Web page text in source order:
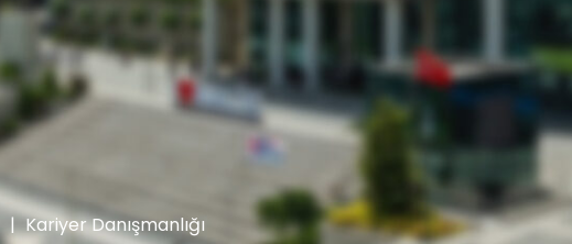
| Kariyer Danışmanlığı